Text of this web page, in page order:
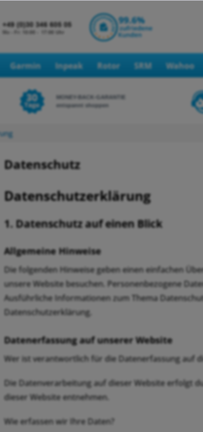
Garmin Inpeak Rotor SRM Wahoo
MONEY-BACK-GARANTIE
entspannt shoppen
Datenschutz
Datenschutzerklärung
1. Datenschutz auf einen Blick
Allgemeine Hinweise
Die folgenden Hinweise geben einen einfachen
unsere Website besuchen. Personenbezogene
Ausführliche Informationen zum Thema
Datenschutzerklärung.
Datenerfassung auf unserer Website
Wer ist verantwortlich für die Datenerfassung auf
Die Datenverarbeitung auf dieser Website erfolgt
dieser Website entnehmen.
Wie erfassen wir Ihre Daten?